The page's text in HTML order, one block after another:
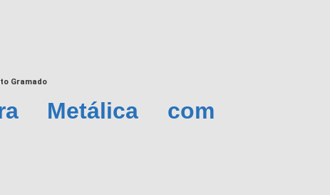
Gramado
Metálica com